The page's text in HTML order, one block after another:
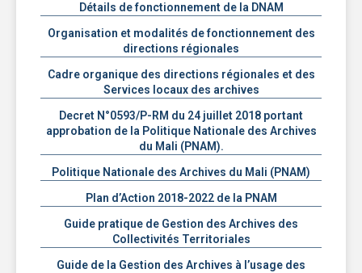
Détails de fonctionnement de la DNAM
Organisation et modalités de fonctionnement des
directions régionales
Cadre organique des directions régionales et des
Services locaux des archives
Decret N°0593/P-RM du 24 juillet 2018 portant
approbation de la Politique Nationale des Archives
du Mali (PNAM).
Politique Nationale des Archives du Mali (PNAM)
Plan d’Action 2018-2022 de la PNAM
Guide pratique de Gestion des Archives des
Collectivités Territoriales
Guide de la Gestion des Archives à l’usage des